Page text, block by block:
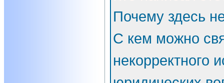
Почему здесь
С кем можно
некорректного